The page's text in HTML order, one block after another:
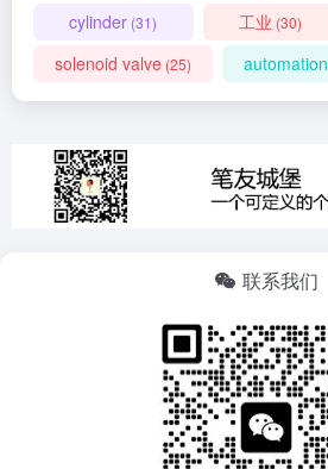
cylinder (31) 工业 (30)
solenoid valve (25) automation
联系我们